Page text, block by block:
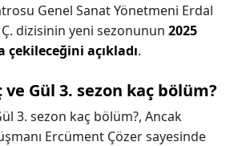
Genel Sanat Yönetmeni Erdal
dizisinin yeni sezonunun 2025
çekileceğini açıkladı.
ve Gül 3. sezon kaç bölüm?
3. sezon kaç bölüm?, Ancak
Ercüment Çözer sayesinde